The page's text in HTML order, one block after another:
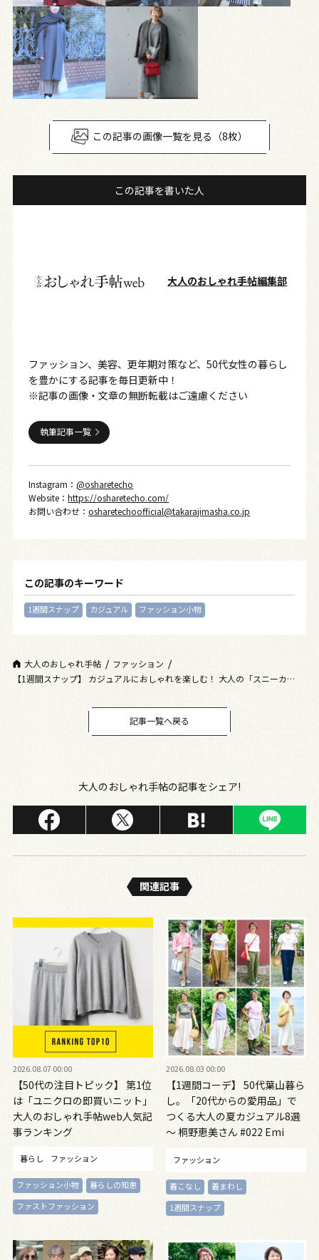
この記事の画像一覧を見る（8枚）
この記事を書いた人
大人のおしゃれ手帖編集部
ファッション、美容、更年期対策など、50代女性の暮らし
を豊かにする記事を毎日更新中！
※記事の画像・文章の無断転載はご遠慮ください
執筆記事一覧
Instagram：@osharetecho
Website：https://osharetecho.com/
お問い合わせ：osharetechoofficial@takarajimasha.co.jp
この記事のキーワード
1週間スナップ カジュアル ファッション小物
大人のおしゃれ手帖
ファッション
【1週間スナップ】 カジュアルにおしゃれを楽しむ！ 大人の「スニーカー」
記事一覧へ戻る
大人のおしゃれ手帖の記事をシェア!
関連記事
2026.08.07 00:00
【50代の注目トピック】 第1位
は「ユニクロの即買いニット」
大人のおしゃれ手帖web人気記
事ランキング
暮らし ファッション
ファッション小物
暮らしの知恵
ファストファッション
2026.08.03 00:00
【1週間コーデ】 50代葉山暮ら
し。「20代からの愛用品」で
つくる大人の夏カジュアル8選
～ 桐野恵美さん #022 Emi
ファッション
着こなし
着まわし
1週間スナップ